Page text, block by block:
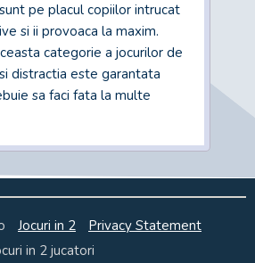
pe placul copiilor intrucat
si ii provoaca la maxim.
categorie a jocurilor de
distractia este garantata
sa faci fata la multe
Jocuri in 2
Privacy Statement
in 2 jucatori